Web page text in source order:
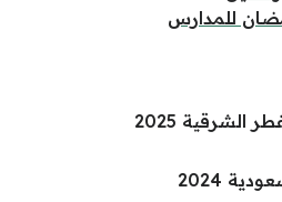
للمدارس
2025
2024